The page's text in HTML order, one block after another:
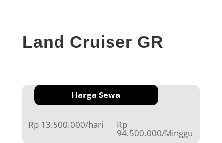
Land Cruiser GR
Harga Sewa
Rp 13.500.000/hari Rp
94.500.000/Minggu